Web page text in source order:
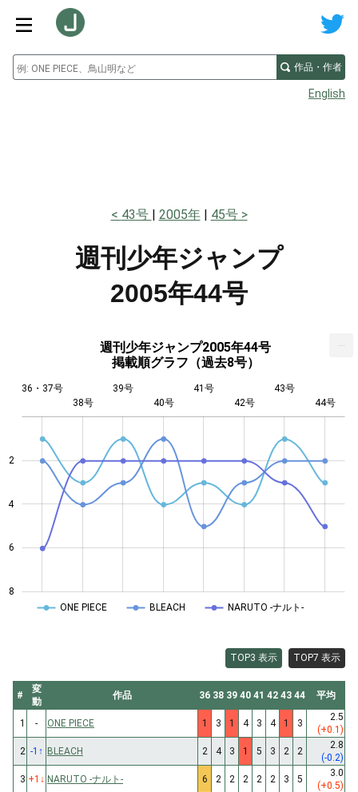
作品・作者
English
43号 2005年 45号
週刊少年ジャンプ
2005年44号
週刊少年ジャンプ2005年44号
掲載順グラフ（過去8号）
4
2
4
6
8
36・37号
38号
39号
40号
41号
42号
43号
44号
ONE PIECE BLEACH NARUTO -ナルト-
TOP3 表示 TOP7 表示
#
変
動
作品 36 38 39 40 41 42 43 44 平均
1 - ONE PIECE 1 3 1 4 3 4 1 3
2.5
(+0.1)
2 -1 ↑ BLEACH 2 4 3 1 5 3 2 2
2.8
(-0.2)
3 +1 ↓ NARUTO -ナルト- 6 2 2 2 2 2 3 5
3.0
(+0.5)